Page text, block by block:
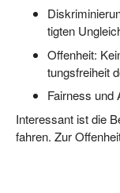
tig­ten
Offen­heit:
tungs­frei­heit
Fair­ness und
Inter­es­sant ist die
fah­ren. Zur